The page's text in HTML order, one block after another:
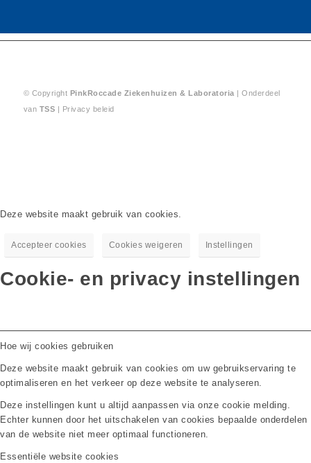
© Copyright PinkRoccade Ziekenhuizen & Laboratoria | Onderdeel
van TSS Privacy beleid
Deze website maakt gebruik van cookies.
Accepteer cookies Cookies weigeren Instellingen
Cookie- en privacy instellingen
Hoe wij cookies gebruiken
Deze website maakt gebruik van cookies om uw gebruikservaring te
optimaliseren en het verkeer op deze website te analyseren.
Deze instellingen kunt u altijd aanpassen via onze cookie melding.
Echter kunnen door het uitschakelen van cookies bepaalde onderdelen
van de website niet meer optimaal functioneren.
Essentiële website cookies